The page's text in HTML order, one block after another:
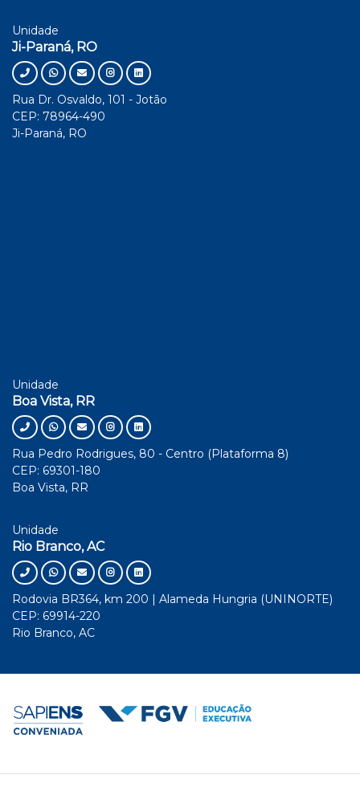
Unidade
Ji-Paraná, RO
Rua Dr. Osvaldo, 101 - Jotão
CEP: 78964-490
Ji-Paraná, RO
Unidade
Boa Vista, RR
Rua Pedro Rodrigues, 80 - Centro (Plataforma 8)
CEP: 69301-180
Boa Vista, RR
Unidade
Rio Branco, AC
Rodovia BR364, km 200 | Alameda Hungria (UNINORTE)
CEP: 69914-220
Rio Branco, AC